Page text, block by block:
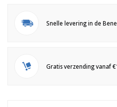
Snelle levering in de
Gratis verzending vanaf